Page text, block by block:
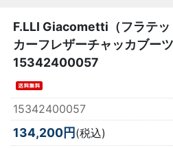
F.LLI Giacometti（フラテッ
カーフレザーチャッカブー
15342400057
15342400057
134,200円(税込)